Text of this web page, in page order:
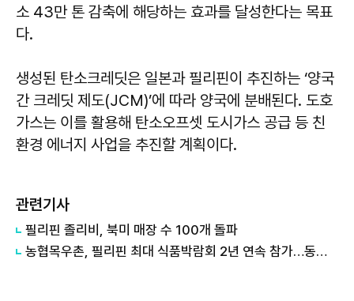
소 43만 톤 감축에 해당하는 효과를 달성한다는 목표
다.
생성된 탄소크레딧은 일본과 필리핀이 추진하는 ‘양국
간 크레딧 제도(JCM)’에 따라 양국에 분배된다. 도호
가스는 이를 활용해 탄소오프셋 도시가스 공급 등 친
환경 에너지 사업을 추진할 계획이다.
관련기사
필리핀 졸리비, 북미 매장 수 100개 돌파
농협목우촌, 필리핀 최대 식품박람회 2년 연속 참가…동남아 시장 공략 가속